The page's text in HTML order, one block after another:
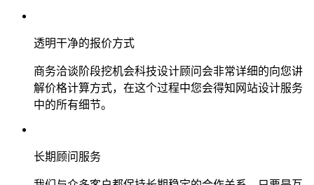
透明干净的报价方式
商务洽谈阶段挖机会科技设计顾问会非常详细的向您讲
解价格计算方式，在这个过程中您会得知网站设计服务
中的所有细节。
长期顾问服务